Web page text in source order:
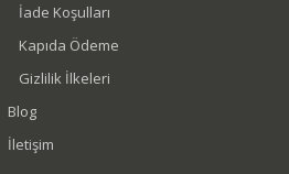
İade Koşulları
Kapıda Ödeme
Gizlilik İlkeleri
Blog
İletişim